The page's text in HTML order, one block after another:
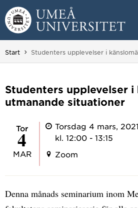
Hoppa direkt till innehållet
Huvudmenyn dold.
Start Du är här:
Studenters upplevelser i
Studenters upplevelser i
utmanande situationer
tor
4
MAR
Torsdag 4 mars, 2021
kl. 12:00 - 13:15
Zoom
Denna månads seminarium inom